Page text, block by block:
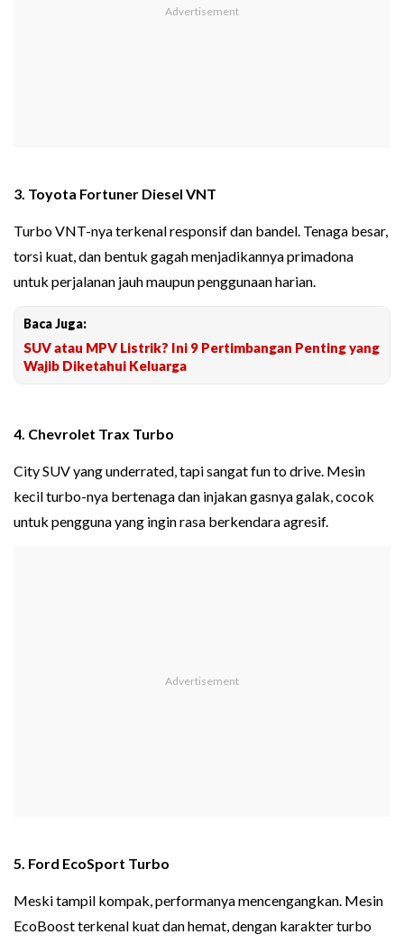
3. Toyota Fortuner Diesel VNT
Turbo VNT-nya terkenal responsif dan bandel. Tenaga besar,
torsi kuat, dan bentuk gagah menjadikannya primadona
untuk perjalanan jauh maupun penggunaan harian.
Baca Juga:
SUV atau MPV Listrik? Ini 9 Pertimbangan Penting yang
Wajib Diketahui Keluarga
4. Chevrolet Trax Turbo
City SUV yang underrated, tapi sangat fun to drive. Mesin
kecil turbo-nya bertenaga dan injakan gasnya galak, cocok
untuk pengguna yang ingin rasa berkendara agresif.
5. Ford EcoSport Turbo
Meski tampil kompak, performanya mencengangkan. Mesin
EcoBoost terkenal kuat dan hemat, dengan karakter turbo